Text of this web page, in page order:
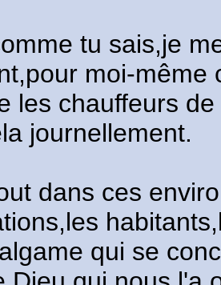
tu sais,je
moi-même
les chauffeurs
journellement.
dans ces
qui se